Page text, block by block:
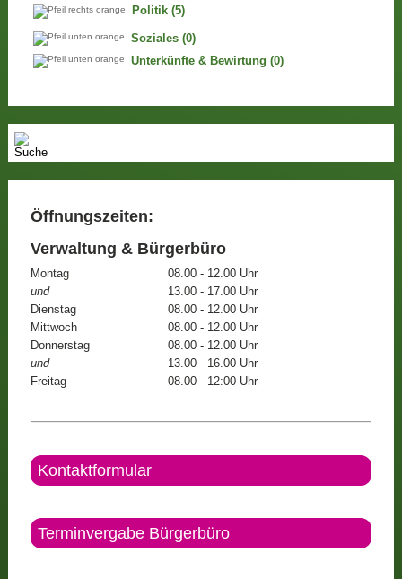
Politik (5)
Soziales (0)
Unterkünfte & Bewirtung (0)
Öffnungszeiten:
Verwaltung & Bürgerbüro
Montag
08.00 - 12.00 Uhr
und
13.00 - 17.00 Uhr
Dienstag
08.00 - 12.00 Uhr
Mittwoch
08.00 - 12.00 Uhr
Donnerstag
08.00 - 12.00 Uhr
und
13.00 - 16.00 Uhr
Freitag
08.00 - 12:00 Uhr
Kontaktformular
Terminvergabe Bürgerbüro